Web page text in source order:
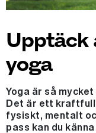
Upptäck
yoga
Yoga är så
Det är ett
fysiskt, mentalt
pass kan du